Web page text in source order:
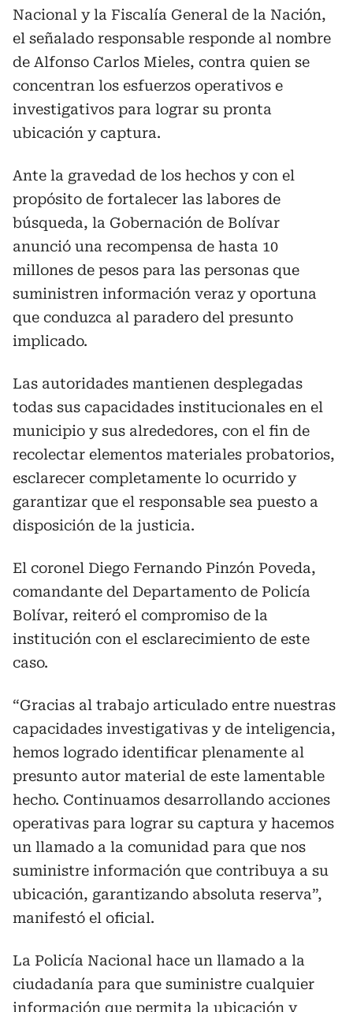
Nacional y la Fiscalía General de la Nación,
el señalado responsable responde al nombre
de Alfonso Carlos Mieles, contra quien se
concentran los esfuerzos operativos e
investigativos para lograr su pronta
ubicación y captura.
Ante la gravedad de los hechos y con el
propósito de fortalecer las labores de
búsqueda, la Gobernación de Bolívar
anunció una recompensa de hasta 10
millones de pesos para las personas que
suministren información veraz y oportuna
que conduzca al paradero del presunto
implicado.
Las autoridades mantienen desplegadas
todas sus capacidades institucionales en el
municipio y sus alrededores, con el fin de
recolectar elementos materiales probatorios,
esclarecer completamente lo ocurrido y
garantizar que el responsable sea puesto a
disposición de la justicia.
El coronel Diego Fernando Pinzón Poveda,
comandante del Departamento de Policía
Bolívar, reiteró el compromiso de la
institución con el esclarecimiento de este
caso.
“Gracias al trabajo articulado entre nuestras
capacidades investigativas y de inteligencia,
hemos logrado identificar plenamente al
presunto autor material de este lamentable
hecho. Continuamos desarrollando acciones
operativas para lograr su captura y hacemos
un llamado a la comunidad para que nos
suministre información que contribuya a su
ubicación, garantizando absoluta reserva”,
manifestó el oficial.
La Policía Nacional hace un llamado a la
ciudadanía para que suministre cualquier
información que permita la ubicación y